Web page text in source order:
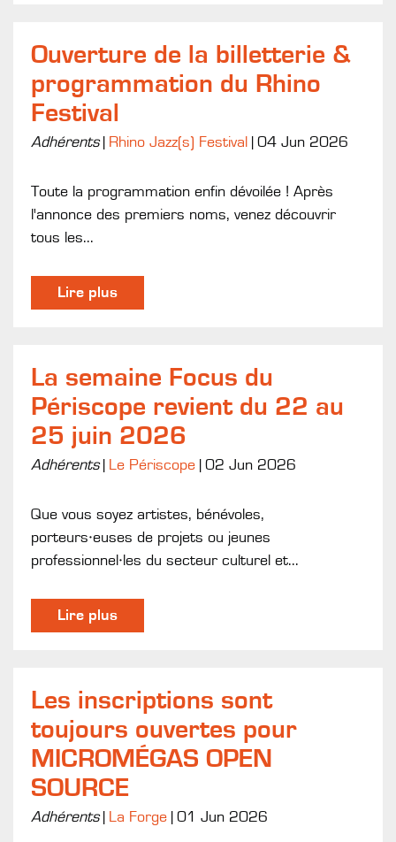
Ouverture de la billetterie &
programmation du Rhino
Festival
Adhérents Rhino Jazz(s) Festival 04 Jun 2026
Toute la programmation enfin dévoilée ! Après
l'annonce des premiers noms, venez découvrir
tous les...
Lire plus
La semaine Focus du
Périscope revient du 22 au
25 juin 2026
Adhérents Le Périscope 02 Jun 2026
Que vous soyez artistes, bénévoles,
porteurs·euses de projets ou jeunes
professionnel·les du secteur culturel et...
Lire plus
Les inscriptions sont
toujours ouvertes pour
MICROMÉGAS OPEN
SOURCE
Adhérents La Forge 01 Jun 2026